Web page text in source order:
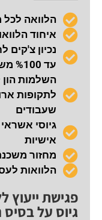
הלוואה
איחוד
נכיון צ'קים
עד %100 משווי הבטוחה
השלמות הון
לתקופות
שעבודים
גיוסי
אישיות
מחזור
הלוואות
פגישת ייעוץ
גיוס על